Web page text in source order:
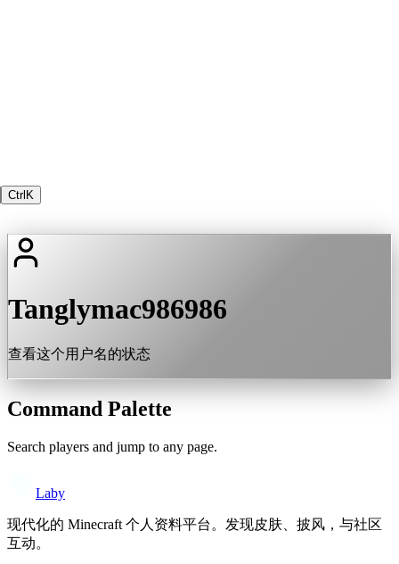
Ctrl K
Tanglymac986986
查看这个用户名的状态
Command Palette
Search players and jump to any page.
Laby
现代化的 Minecraft 个人资料平台。发现皮肤、披风，与社区
互动。